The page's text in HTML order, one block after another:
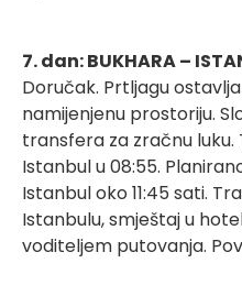
7. dan: BUKHARA –
Doručak. Prtljagu
namijenjenu prostoriju.
transfera za zračnu
Istanbul u 08:55.
Istanbul oko 11:45 sati.
Istanbulu, smještaj u
voditeljem putovanja.